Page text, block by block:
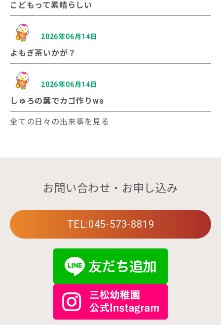
こどもって素晴らしい
2026年06月14日
よもぎ茶いかが？
2026年06月14日
しゅろの葉でカゴ作りws
全ての日々の出来事を見る
お問い合わせ・お申し込み
TEL:045-573-8819